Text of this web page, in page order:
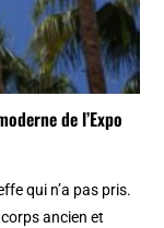
de l’Expo
qui n’a pas pris.
ancien et